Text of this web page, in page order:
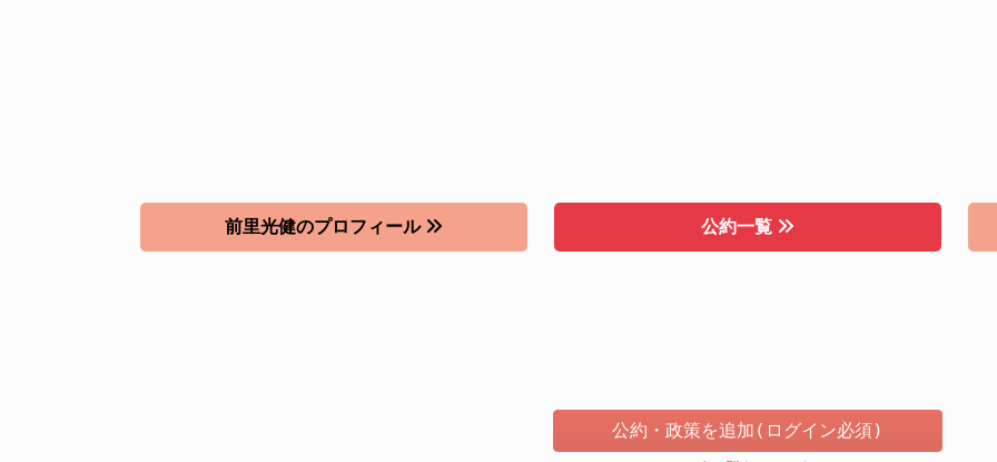
前里光健のプロフィール 公約一覧
公約・政策を追加(ログイン必須)